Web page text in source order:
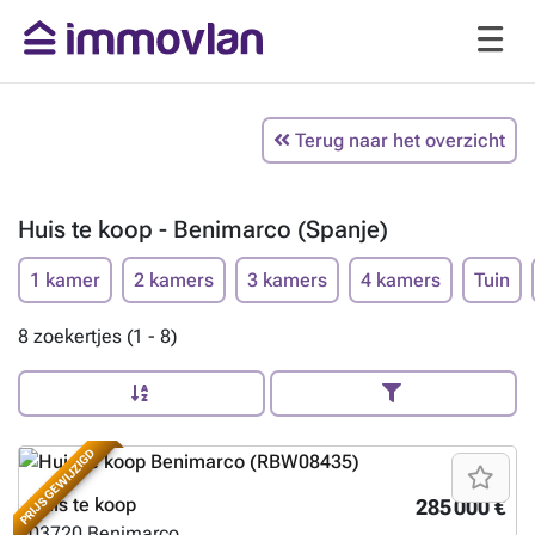
Terug naar het overzicht
Huis te koop - Benimarco (Spanje)
1 kamer 2 kamers 3 kamers 4 kamers Tuin
8 zoekertjes (1 - 8)
PRIJS GEWIJZIGD 285 000 €
Huis te koop